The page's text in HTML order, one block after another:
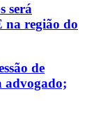
será
região do
de
advogado;